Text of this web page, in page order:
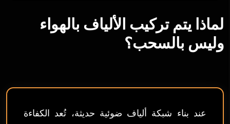
لماذا يتم تركيب الألياف بالهواء
وليس بالسحب؟
عند بناء شبكة ألياف ضوئية حديثة، تُعد الكفاءة